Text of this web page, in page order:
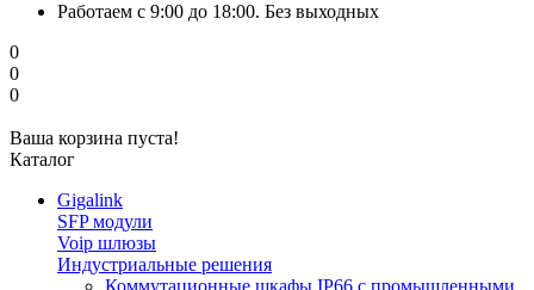
Работаем с 9:00 до 18:00. Без выходных
0
0
0
Ваша корзина пуста!
Каталог
Gigalink
SFP модули
Voip шлюзы
Индустриальные решения
Коммутационные шкафы IP66 c промышленными